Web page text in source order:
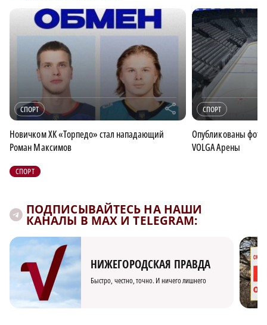
СПОРТ r
Новичком ХК «Торпедо» стал нападающий
Роман Максимов
СПОРТ
Опубликованы
VOLGA Арены
СПОРТ
ПОДПИСЫВАЙТЕСЬ НА НАШИ
КАНАЛЫ В MAX И TELEGRAM:
НИЖЕГОРОДСКАЯ ПРАВДА
Быстро, честно, точно. И ничего лишнего